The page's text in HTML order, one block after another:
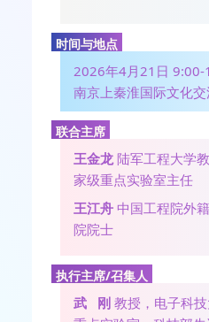
时间与地点
2026年4月21日 9:00-
南京上秦淮国际文化
联合主席
王金龙 陆军工程大学
家级重点实验室主任
王江舟 中国工程院外
院院士
执行主席/召集人
武 刚 教授，电子科